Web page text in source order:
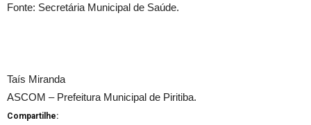
Fonte: Secretária Municipal de Saúde.
Taís Miranda
ASCOM – Prefeitura Municipal de Piritiba.
Compartilhe: